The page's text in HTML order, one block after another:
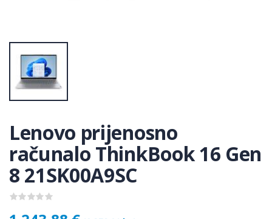
Lenovo prijenosno
računalo ThinkBook 16 Gen
8 21SK00A9SC
€
€
Lenovo ThinkPad T14s Gen2 i5-1145G7, 16GB, 256GB SSD + 24' 2k USB-C
749,00 €